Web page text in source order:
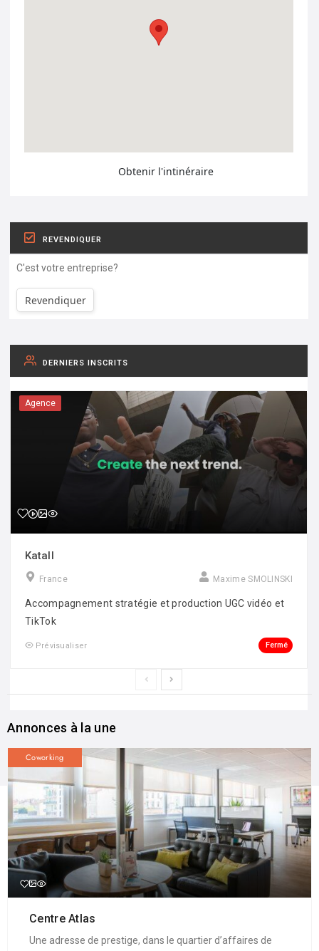
Obtenir l'intinéraire
REVENDIQUER
C'est votre entreprise?
Revendiquer
DERNIERS INSCRITS
Agence
Katall
France Maxime SMOLINSKI
Accompagnement stratégie et production UGC vidéo et
TikTok
Prévisualiser Fermé
Annonces à la une
Coworking
Centre Atlas
Une adresse de prestige, dans le quartier d’affaires de